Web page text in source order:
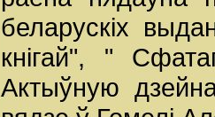
беларускіх
кнігай", "
Актыўную